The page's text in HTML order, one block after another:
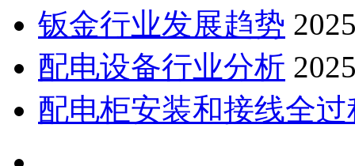
钣金行业发展趋势
配电设备行业分析
配电柜安装和接线全过